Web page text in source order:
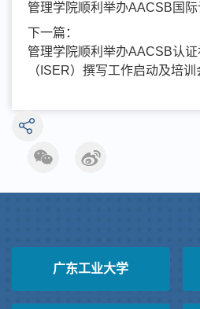
管理学院顺利举办AACSB国
下一篇：
管理学院顺利举办AACSB认
（ISER）撰写工作启动及培训
广东工业大学